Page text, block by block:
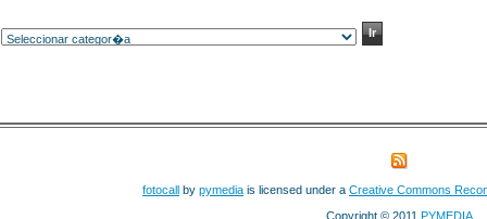
fotocall by pymedia is licensed under a Creative Commons
Copyright © 2011 PYMEDIA